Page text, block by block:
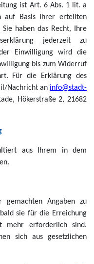
ist Art. 6 Abs. 1 lit. a
auf Basis Ihrer erteilten
haben das Recht, Ihre
jederzeit zu
Einwilligung wird die
bis zum Widerruf
Für die Erklärung des
Nachricht an info@stadt-
Hökerstraße 2, 21682
aus Ihrem in dem
gemachten Angaben zu
sie für die Erreichung
mehr erforderlich sind.
sich aus gesetzlichen